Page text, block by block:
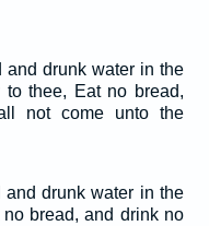
and drunk water in the
to thee, Eat no bread,
not come unto the
and drunk water in the
bread, and drink no